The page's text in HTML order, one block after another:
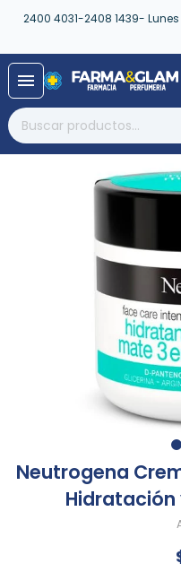
2400 4031-2408 1439-
menu
Neutrogena